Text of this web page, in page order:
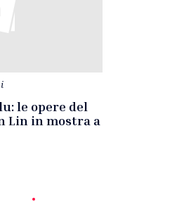
le opere del
Lin in mostra a